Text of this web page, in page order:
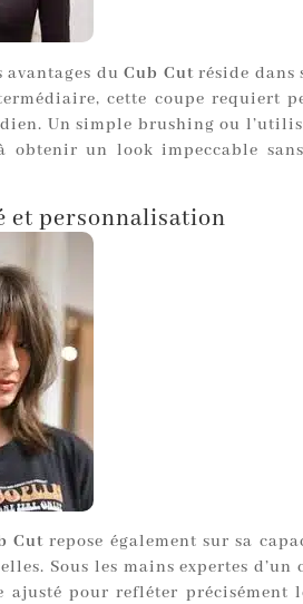
avantages duCub Cutréside dans
cette coupe requiert
Un simple brushing ou
obtenir un look impeccable
et personnalisation
Cutrepose également sur sa
Sous les mains expertes
ajusté pour refléter précisément